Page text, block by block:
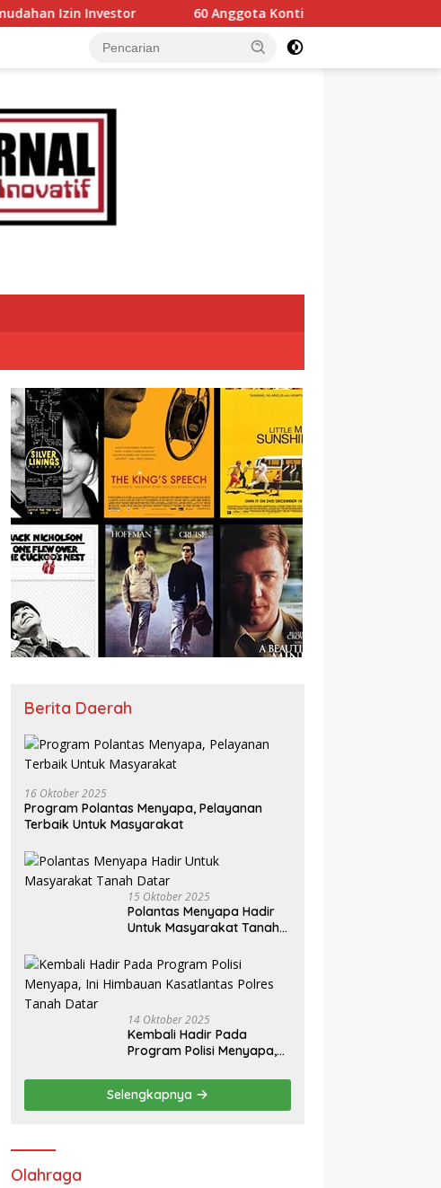
60 Anggota Kontingen Kwarcab 0304 Gerakan Pramuka
Berita Daerah
16 Oktober 2025
Program Polantas Menyapa, Pelayanan
Terbaik Untuk Masyarakat
15 Oktober 2025
Polantas Menyapa Hadir
Untuk Masyarakat Tanah
14 Oktober 2025
Kembali Hadir Pada
Program Polisi Menyapa,
Polres Tanah Datar
Selengkapnya
Olahraga